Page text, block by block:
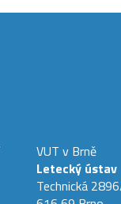
VUT v Brně
Letecký ústav
Technická